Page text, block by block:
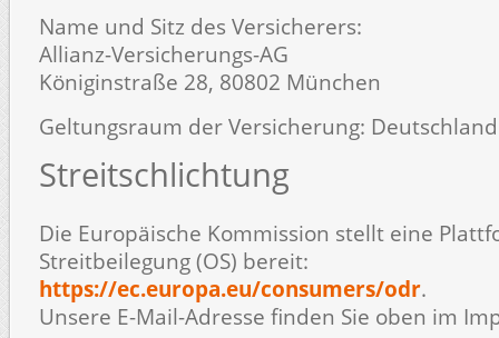
Name und Sitz des Versicherers:
Allianz-Versicherungs-AG
Königinstraße 28, 80802 München
Geltungsraum der Versicherung: Deutschland
Streitschlichtung
Die Europäische Kommission stellt eine
Streitbeilegung (OS) bereit:
https://ec.europa.eu/consumers/odr.
Unsere E-Mail-Adresse finden Sie oben im